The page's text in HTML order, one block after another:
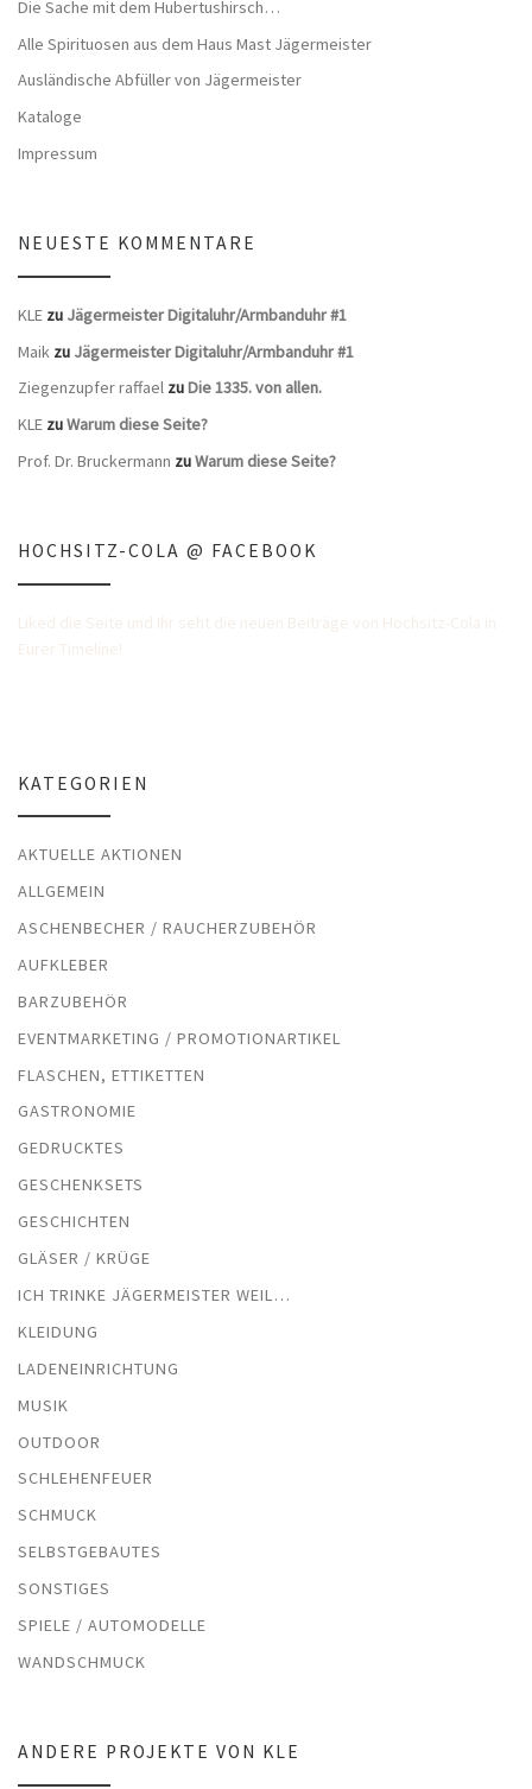
Die Sache mit dem Hubertushirsch…
Alle Spirituosen aus dem Haus Mast Jägermeister
Ausländische Abfüller von Jägermeister
Kataloge
Impressum
NEUESTE KOMMENTARE
KLE zu Jägermeister Digitaluhr/Armbanduhr #1
Maik zu Jägermeister Digitaluhr/Armbanduhr #1
Ziegenzupfer raffael zuDie 1335. von allen.
KLE zuWarum diese Seite?
Prof. Dr. Bruckermann zuWarum diese Seite?
HOCHSITZ-COLA @ FACEBOOK
KATEGORIEN
AKTUELLE AKTIONEN
ALLGEMEIN
ASCHENBECHER / RAUCHERZUBEHÖR
AUFKLEBER
BARZUBEHÖR
EVENTMARKETING / PROMOTIONARTIKEL
FLASCHEN, ETTIKETTEN
GASTRONOMIE
GEDRUCKTES
GESCHENKSETS
GESCHICHTEN
GLÄSER / KRÜGE
ICH TRINKE JÄGERMEISTER WEIL…
KLEIDUNG
LADENEINRICHTUNG
MUSIK
OUTDOOR
SCHLEHENFEUER
SCHMUCK
SELBSTGEBAUTES
SONSTIGES
SPIELE / AUTOMODELLE
WANDSCHMUCK
ANDERE PROJEKTE VON KLE